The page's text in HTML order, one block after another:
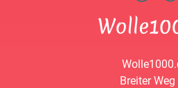
Breiter Weg